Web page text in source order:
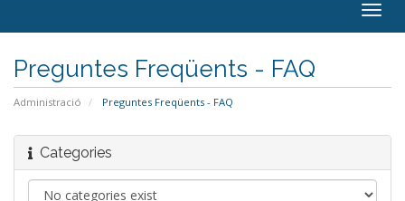
Preguntes Freqüents - FAQ
Administració Preguntes Freqüents - FAQ
Categories